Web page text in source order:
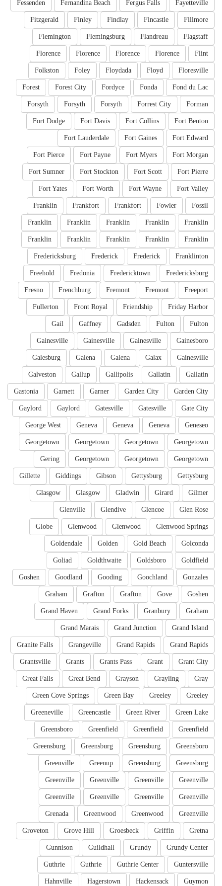
Fayetteville
Fergus Falls
Fernandina Beach
Fessenden
Fillmore
Fincastle
Findlay
Finley
Fitzgerald
Flagstaff
Flandreau
Flemingsburg
Flemington
Flint
Florence
Florence
Florence
Florence
Floresville
Floyd
Floydada
Foley
Folkston
Fond du Lac
Fonda
Fordyce
Forest City
Forest
Forman
Forrest City
Forsyth
Forsyth
Forsyth
Fort Benton
Fort Collins
Fort Davis
Fort Dodge
Fort Edward
Fort Gaines
Fort Lauderdale
Fort Morgan
Fort Myers
Fort Payne
Fort Pierce
Fort Pierre
Fort Scott
Fort Stockton
Fort Sumner
Fort Valley
Fort Wayne
Fort Worth
Fort Yates
Fossil
Fowler
Frankfort
Frankfort
Franklin
Franklin
Franklin
Franklin
Franklin
Franklin
Franklin
Franklin
Franklin
Franklin
Franklin
Franklinton
Frederick
Frederick
Fredericksburg
Fredericksburg
Fredericktown
Fredonia
Freehold
Freeport
Fremont
Fremont
Frenchburg
Fresno
Friday Harbor
Friendship
Front Royal
Fullerton
Fulton
Fulton
Gadsden
Gaffney
Gail
Gainesboro
Gainesville
Gainesville
Gainesville
Gainesville
Galax
Galena
Galena
Galesburg
Gallatin
Gallatin
Gallipolis
Gallup
Galveston
Garden City
Garden City
Garner
Garnett
Gastonia
Gate City
Gatesville
Gatesville
Gaylord
Gaylord
Geneseo
Geneva
Geneva
Geneva
George West
Georgetown
Georgetown
Georgetown
Georgetown
Georgetown
Georgetown
Georgetown
Gering
Gettysburg
Gettysburg
Gibson
Giddings
Gillette
Gilmer
Girard
Gladwin
Glasgow
Glasgow
Glen Rose
Glencoe
Glendive
Glenville
Glenwood Springs
Glenwood
Glenwood
Globe
Golconda
Gold Beach
Golden
Goldendale
Goldfield
Goldsboro
Goldthwaite
Goliad
Gonzales
Goochland
Gooding
Goodland
Goshen
Goshen
Gove
Grafton
Grafton
Graham
Graham
Granbury
Grand Forks
Grand Haven
Grand Island
Grand Junction
Grand Marais
Grand Rapids
Grand Rapids
Grangeville
Granite Falls
Grant City
Grant
Grants Pass
Grants
Grantsville
Gray
Grayling
Grayson
Great Bend
Great Falls
Greeley
Greeley
Green Bay
Green Cove Springs
Green Lake
Green River
Greencastle
Greeneville
Greenfield
Greenfield
Greenfield
Greensboro
Greensboro
Greensburg
Greensburg
Greensburg
Greensburg
Greensburg
Greenup
Greenville
Greenville
Greenville
Greenville
Greenville
Greenville
Greenville
Greenville
Greenville
Greenville
Greenwood
Greenwood
Grenada
Gretna
Griffin
Groesbeck
Grove Hill
Groveton
Grundy Center
Grundy
Guildhall
Gunnison
Guntersville
Guthrie Center
Guthrie
Guthrie
Guymon
Hackensack
Hagerstown
Hahnville